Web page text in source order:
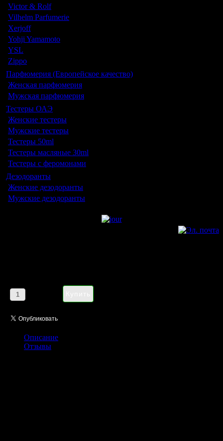
Victor & Rolf
Vilhelm Parfumerie
Xerjoff
Yohji Yamamoto
YSL
Zippo
Парфюмерия (Европейское качество)
Женская парфюмерия
Мужская парфюмерия
Тестеры ОАЭ
Женские тестеры
Мужские тестеры
Тестеры 50ml
Тестеры масляные 30ml
Тестеры с феромонами
Дезодоранты
Женские дезодоранты
Мужские дезодоранты
Описание
Отзывы